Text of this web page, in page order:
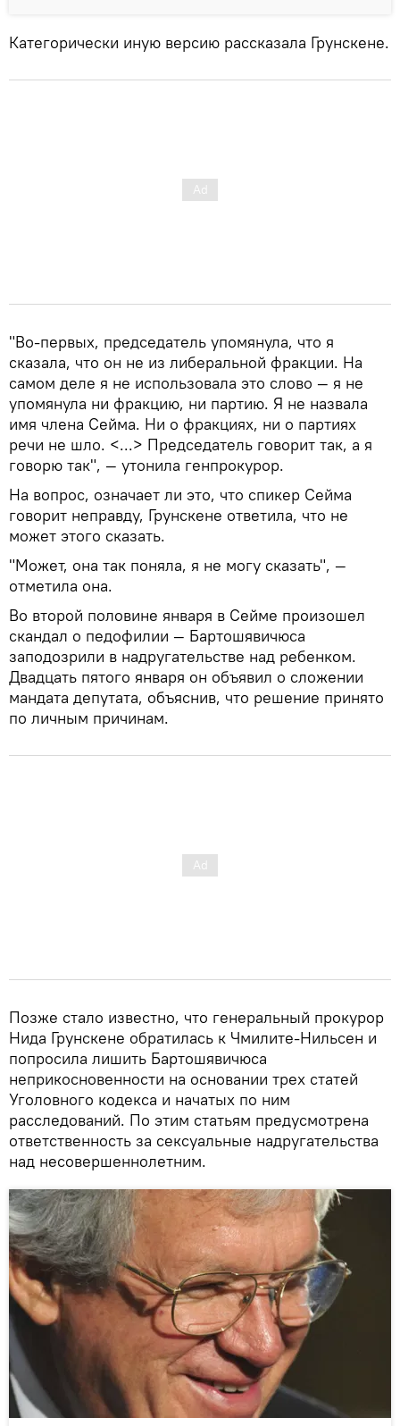
Категорически иную версию рассказала Грунскене.
"Во-первых, председатель упомянула, что я
сказала, что он не из либеральной фракции. На
самом деле я не использовала это слово — я не
упомянула ни фракцию, ни партию. Я не назвала
имя члена Сейма. Ни о фракциях, ни о партиях
речи не шло. <...> Председатель говорит так, а я
говорю так", — утонила генпрокурор.
На вопрос, означает ли это, что спикер Сейма
говорит неправду, Грунскене ответила, что не
может этого сказать.
"Может, она так поняла, я не могу сказать", —
отметила она.
Во второй половине января в Сейме произошел
скандал о педофилии — Бартошявичюса
заподозрили в надругательстве над ребенком.
Двадцать пятого января он объявил о сложении
мандата депутата, объяснив, что решение принято
по личным причинам.
Позже стало известно, что генеральный прокурор
Нида Грунскене обратилась к Чмилите-Нильсен и
попросила лишить Бартошявичюса
неприкосновенности на основании трех статей
Уголовного кодекса и начатых по ним
расследований. По этим статьям предусмотрена
ответственность за сексуальные надругательства
над несовершеннолетним.